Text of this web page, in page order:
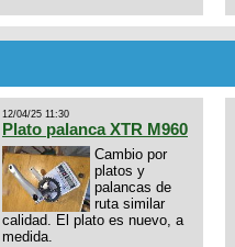
12/04/25 11:30
Plato palanca XTR M960
Cambio por
platos y
palancas de
ruta similar
calidad. El plato es nuevo, a
medida.